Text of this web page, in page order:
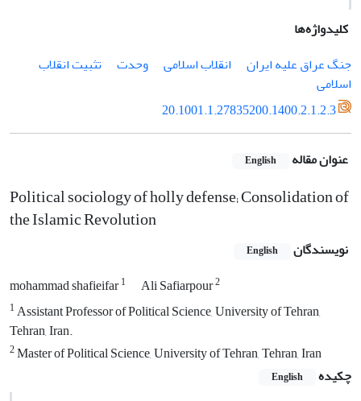
کلیدواژه‌ها
جنگ عراق علیه ایران
انقلاب اسلامی وحدت
تثبیت انقلاب
اسلامی
20.1001.1.27835200.1400.2.1.2.3
عنوان مقاله English
Political sociology of holly defense; Consolidation of
the Islamic Revolution
نویسندگان English
mohammad shafieifar1 Ali Safiarpour2
1Assistant Professor of Political Science, University of Tehran,
Tehran, Iran.
2Master of Political Science, University of Tehran, Tehran, Iran
چکیده
English